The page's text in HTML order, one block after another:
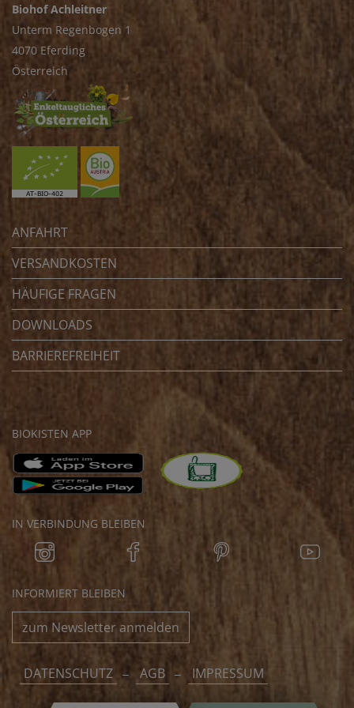
Biohof Achleitner
Unterm Regenbogen 1
4070 Eferding
Österreich
ANFAHRT
VERSANDKOSTEN
HÄUFIGE FRAGEN
DOWNLOADS
BARRIEREFREIHEIT
BIOKISTEN APP
IN VERBINDUNG BLEIBEN
INFORMIERT BLEIBEN
zum Newsletter anmelden
DATENSCHUTZ AGB IMPRESSUM